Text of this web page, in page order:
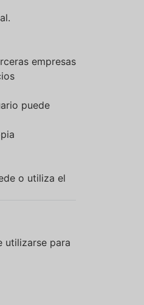
empresas
puede
o utiliza el
utilizarse para